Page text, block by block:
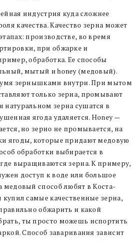
индустрия куда сложнее
качества. Качество зерна может
производстве, во время
при обжарке и
обработка. Ее способы
мытый и honey (медовый).
зернышками внутри. При мытом
только зерна, промывают
зерна сушатся в
ягода удаляется. Honey —
но зерно не промывается, на
ягоды, которые придают медовую
обработки выбирается в
где выращиваются зерна. К примеру,
доступ к воде или большое
медовый способ любят в Коста-
самые качественные зерна,
обжарить и какой
ты просто можешь испортить
Способ заваривания зависит